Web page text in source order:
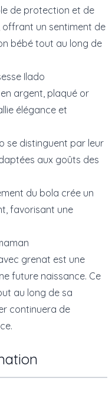
de protection et de
offrant un sentiment de
bébé tout au long de
Ilado
argent, plaqué or
élégance et
se distinguent par leur
aux goûts des
du bola crée un
favorisant une
grenat est une
future naissance. Ce
au long de sa
continuera de